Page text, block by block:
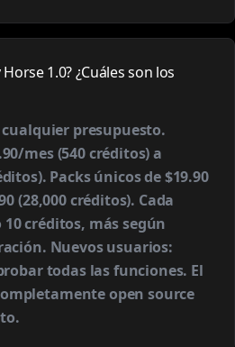
1.0? ¿Cuáles son los
presupuesto.
mes (540 créditos) a
Packs únicos de $19.90
(28,000 créditos). Cada
créditos, más según
Nuevos usuarios:
todas las funciones. El
open source